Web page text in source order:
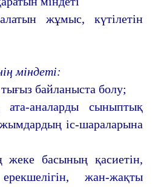
жұмыс, күтілетін
міндеті:
байланыста болу;
аналарды сыныптық
іс-шараларына
басының қасиетін,
жан-жақты